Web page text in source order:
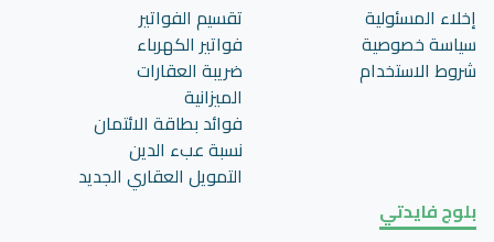
إخلاء المسئولية
سياسة خصوصية
شروط الاستخدام
تقسيم الفواتير
فواتير الكهرباء
ضريبة العقارات
الميزانية
فوائد بطاقة الائتمان
نسبة عبء الدين
التمويل العقاري الجديد
بلوج فايدتي